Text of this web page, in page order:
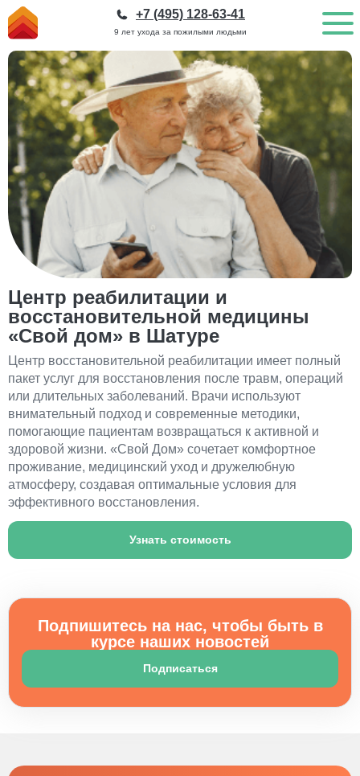
9 лет ухода за пожилыми людьми
+7 (495) 128-63-41
Центр реабилитации и
восстановительной медицины
«Свой дом» в Шатуре
Центр восстановительной реабилитации имеет полный
пакет услуг для восстановления после травм, операций
или длительных заболеваний. Врачи используют
внимательный подход и современные методики,
помогающие пациентам возвращаться к активной и
здоровой жизни. «Свой Дом» сочетает комфортное
проживание, медицинский уход и дружелюбную
атмосферу, создавая оптимальные условия для
эффективного восстановления.
Узнать стоимость
Подпишитесь на нас, чтобы быть в
курсе наших новостей
Подписаться